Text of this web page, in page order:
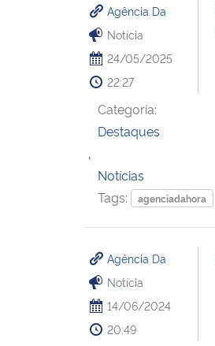
Agência Da
Notícia
24/05/2025
22:27
Categoria:
Destaques
,
Notícias
Tags:
agenciadahora
Agência Da
Notícia
14/06/2024
20:49